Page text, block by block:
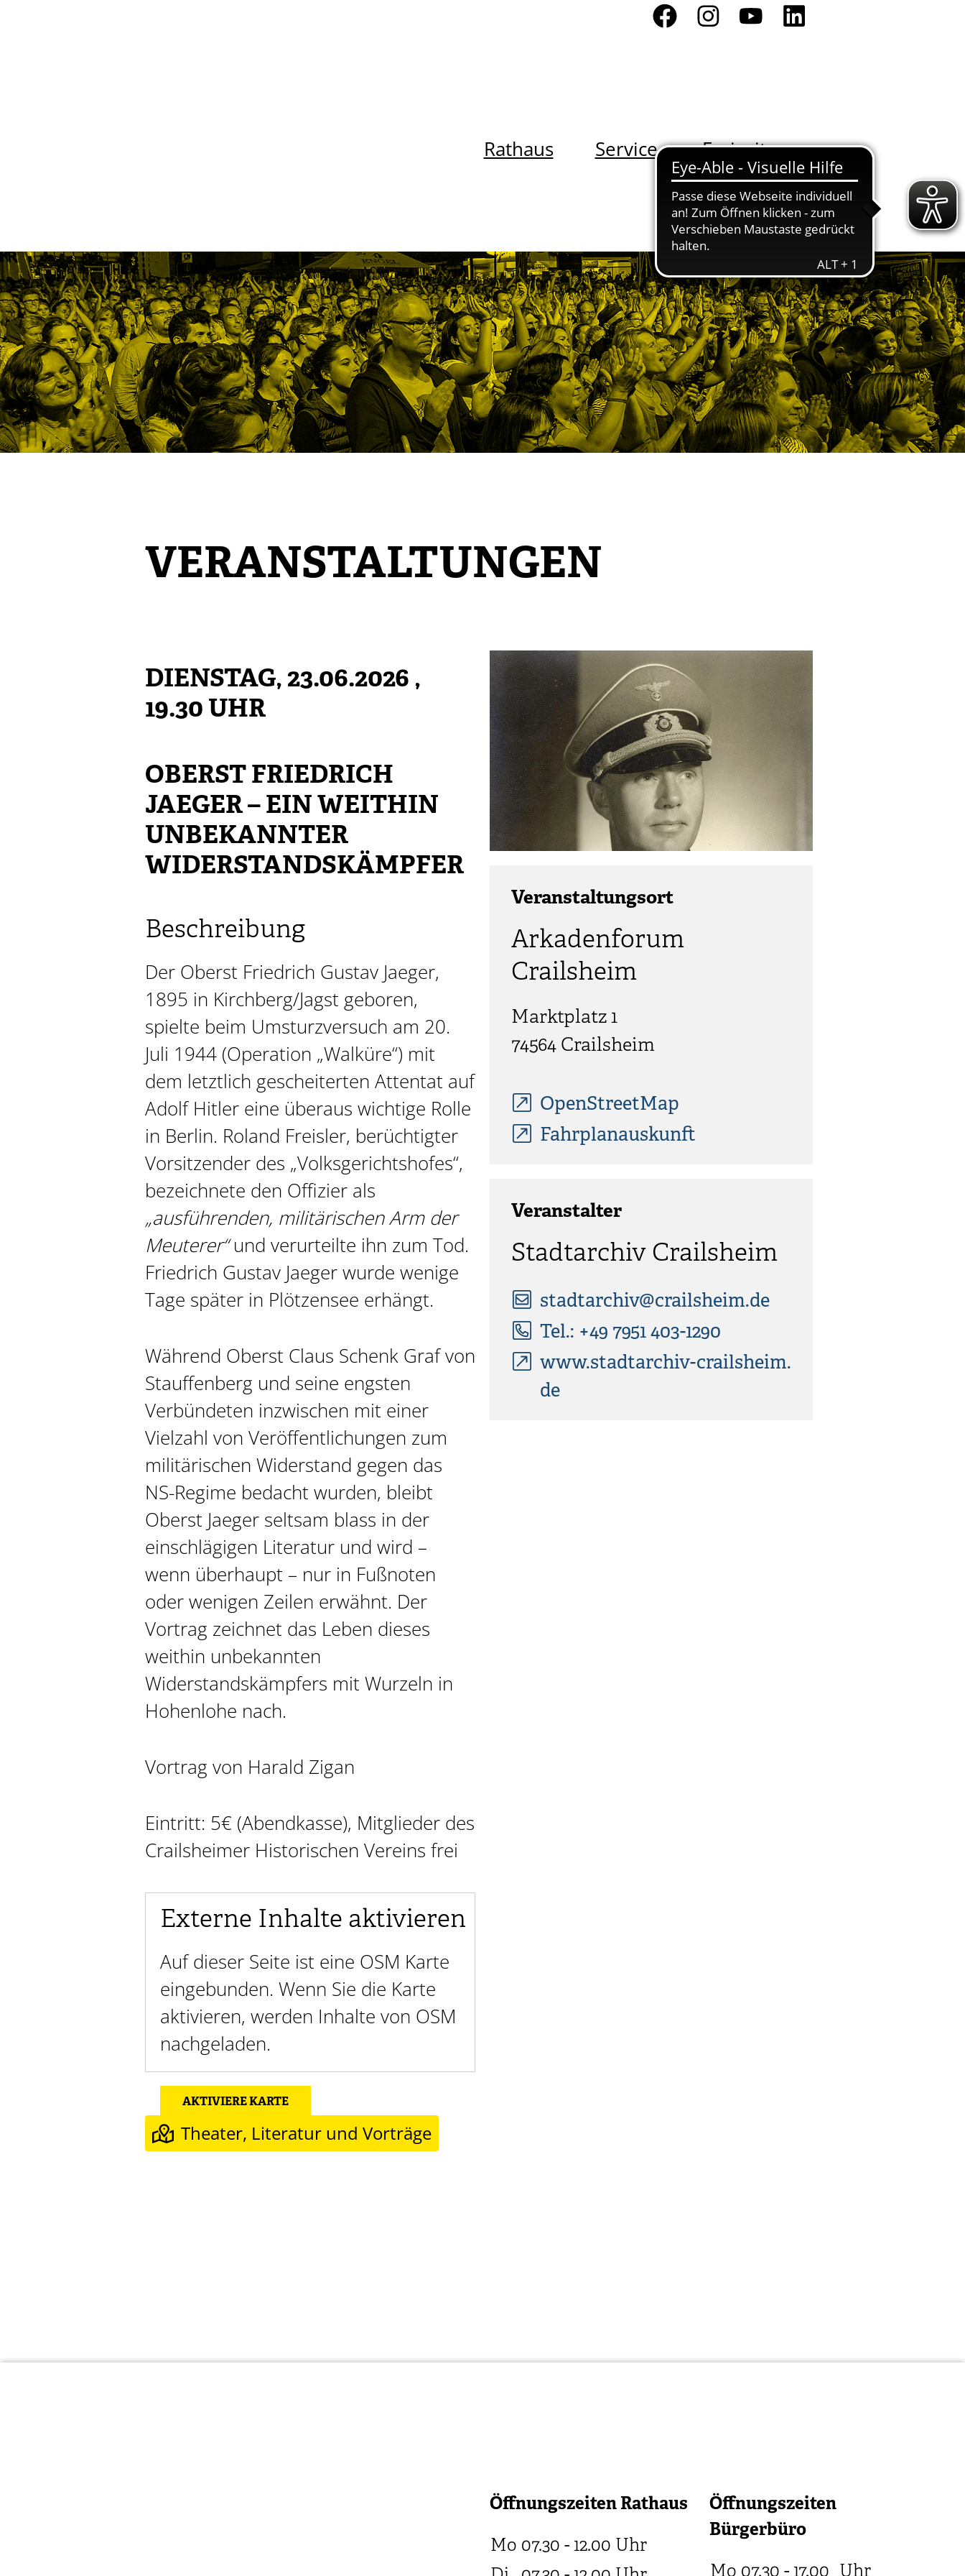
Rathaus Service Freizeit
VERANSTALTUNGEN
DIENSTAG, 23.06.2026 ,
19.30 UHR
OBERST FRIEDRICH
JAEGER – EIN WEITHIN
UNBEKANNTER
WIDERSTANDSKÄMPFER
Beschreibung
Der Oberst Friedrich Gustav Jaeger,
1895 in Kirchberg/Jagst geboren,
spielte beim Umsturzversuch am 20.
Juli 1944 (Operation „Walküre“) mit
dem letztlich gescheiterten Attentat auf
Adolf Hitler eine überaus wichtige Rolle
in Berlin. Roland Freisler, berüchtigter
Vorsitzender des „Volksgerichtshofes“,
bezeichnete den Offizier als
„ausführenden, militärischen Arm der
Meuterer“und verurteilte ihn zum Tod.
Friedrich Gustav Jaeger wurde wenige
Tage später in Plötzensee erhängt.
Während Oberst Claus Schenk Graf von
Stauffenberg und seine engsten
Verbündeten inzwischen mit einer
Vielzahl von Veröffentlichungen zum
militärischen Widerstand gegen das
NS-Regime bedacht wurden, bleibt
Oberst Jaeger seltsam blass in der
einschlägigen Literatur und wird –
wenn überhaupt – nur in Fußnoten
oder wenigen Zeilen erwähnt. Der
Vortrag zeichnet das Leben dieses
weithin unbekannten
Widerstandskämpfers mit Wurzeln in
Hohenlohe nach.
Vortrag von Harald Zigan
Eintritt: 5€ (Abendkasse), Mitglieder des
Crailsheimer Historischen Vereins frei
Externe Inhalte aktivieren
Auf dieser Seite ist eine OSM Karte
eingebunden. Wenn Sie die Karte
aktivieren, werden Inhalte von OSM
nachgeladen.
AKTIVIERE KARTE
Theater, Literatur und Vorträge
Veranstaltungsort
Arkadenforum
Crailsheim
Marktplatz 1
74564 Crailsheim
OpenStreetMap
Fahrplanauskunft
Veranstalter
Stadtarchiv Crailsheim
stadtarchiv@crailsheim.de
Tel.: +49 7951 403-1290
www.stadtarchiv-crailsheim.
de
Öffnungszeiten Rathaus
Mo 07.30 - 12.00 Uhr
Öffnungszeiten
Bürgerbüro